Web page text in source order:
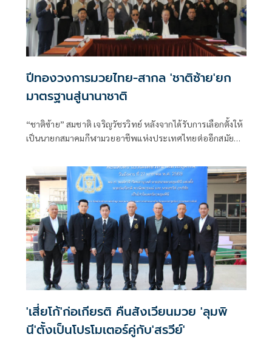
ปีทองวงการมวยไทย-สากล 'ชาติซ้าย'ยก
มาตรฐานสู่นานาชาติ
“ชาติซ้าย” สมชาติ เจริญวัชรวิทย์ หลังจากได้รับการเลือกตั้งให้
เป็นนายกสมาคมกีฬามวยอาชีพแห่งประเทศไทยต่ออีกสมัย
ประชุมใหญ่ สามัญประจำปี 69 เพื่อแถลงผลงานในรอบปีที่ผ่าน
มา มุ่งเน้นยกมาตรฐานทุกมิติของวงการมวย ทั้งมวยไทย - มวย
สากล สู่ระดับนานาชาติมากขึ้น เช่น จัด “2 โครงการใหญ่”
โครงการแข่งขันมวยไทย “สืบสานมวยไทยจากรากหญ้าสู่สากล”
, โครงการ MOTHER LAND OF MUAYTHAI “ศึกมาตุภูมิ” , การ
อบรมผู้ตัดสินกีฬามวยไทยอาชีพสำหรับชาวต่างชาติ พร้อมทั้ง
ขับเคลื่อนมวยสากลอาชีพ
'เสี่ยโก้'ก่อเกียรติ คืนสังเวียนมวย 'ลุมพิ
นี'ตั้งเป็นโปรโมเตอร์คู่กับ'สรวีย์'